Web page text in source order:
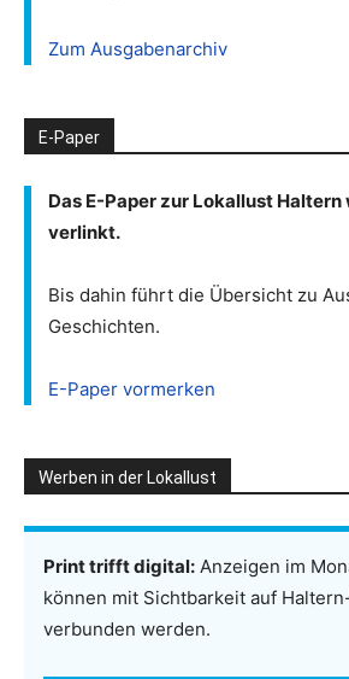
Zum Ausgabenarchiv
E-Paper
Das E-Paper zur Lokallust
verlinkt.
Bis dahin führt die Übersicht zu
Geschichten.
E-Paper vormerken
Werben in der Lokallust
Print trifft digital: Anzeigen im
können mit Sichtbarkeit auf
verbunden werden.